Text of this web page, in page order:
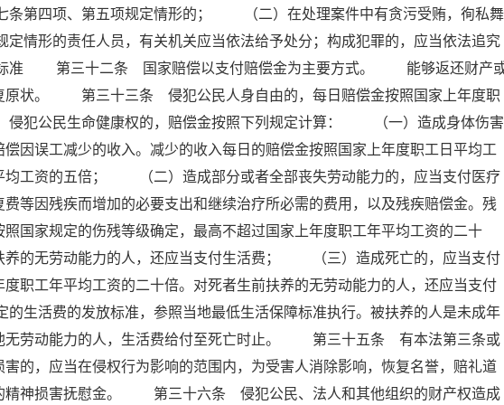
第四项、第五项规定情形的； （二）在处理案件中有贪污受贿，徇私舞
形的责任人员，有关机关应当依法给予处分；构成犯罪的，应当依法追究
标准 第三十二条 国家赔偿以支付赔偿金为主要方式。 能够返还财产
原状。 第三十三条 侵犯公民人身自由的，每日赔偿金按照国家上年度职
公民生命健康权的，赔偿金按照下列规定计算： （一）造成身体伤害
因误工减少的收入。减少的收入每日的赔偿金按照国家上年度职工日平均工
均工资的五倍； （二）造成部分或者全部丧失劳动能力的，应当支付医疗
等因残疾而增加的必要支出和继续治疗所必需的费用，以及残疾赔偿金。残
国家规定的伤残等级确定，最高不超过国家上年度职工年平均工资的二十
养的无劳动能力的人，还应当支付生活费； （三）造成死亡的，应当支付
职工年平均工资的二十倍。对死者生前扶养的无劳动能力的人，还应当支付
活费的发放标准，参照当地最低生活保障标准执行。被扶养的人是未成年
无劳动能力的人，生活费给付至死亡时止。 第三十五条 有本法第三条或
的，应当在侵权行为影响的范围内，为受害人消除影响，恢复名誉，赔礼道
精神损害抚慰金。 第三十六条 侵犯公民、法人和其他组织的财产权造成